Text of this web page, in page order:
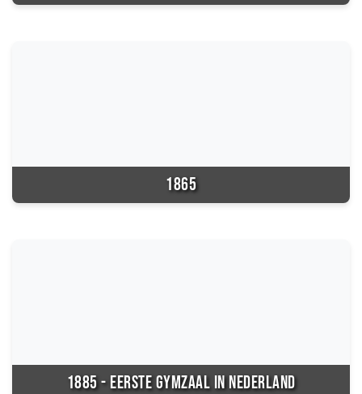
1865
1885 - EERSTE GYMZAAL IN NEDERLAND